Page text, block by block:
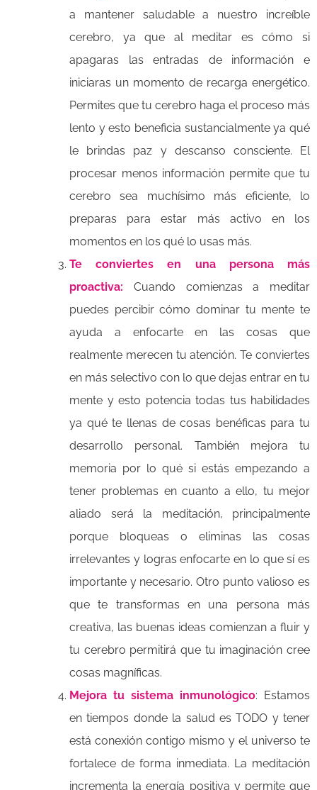
a mantener saludable a nuestro increíble
cerebro, ya que al meditar es cómo si
apagaras las entradas de información e
iniciaras un momento de recarga energético.
Permites que tu cerebro haga el proceso más
lento y esto beneficia sustancialmente ya qué
le brindas paz y descanso consciente. El
procesar menos información permite que tu
cerebro sea muchísimo más eficiente, lo
preparas para estar más activo en los
momentos en los qué lo usas más.
Te conviertes en una persona más
proactiva: Cuando comienzas a meditar
puedes percibir cómo dominar tu mente te
ayuda a enfocarte en las cosas que
realmente merecen tu atención. Te conviertes
en más selectivo con lo que dejas entrar en tu
mente y esto potencia todas tus habilidades
ya qué te llenas de cosas benéficas para tu
desarrollo personal. También mejora tu
memoria por lo qué si estás empezando a
tener problemas en cuanto a ello, tu mejor
aliado será la meditación, principalmente
porque bloqueas o eliminas las cosas
irrelevantes y logras enfocarte en lo que sí es
importante y necesario. Otro punto valioso es
que te transformas en una persona más
creativa, las buenas ideas comienzan a fluir y
tu cerebro permitirá que tu imaginación cree
cosas magníficas.
Mejora tu sistema inmunológico: Estamos
en tiempos donde la salud es TODO y tener
está conexión contigo mismo y el universo te
fortalece de forma inmediata. La meditación
incrementa la energía positiva y permite que